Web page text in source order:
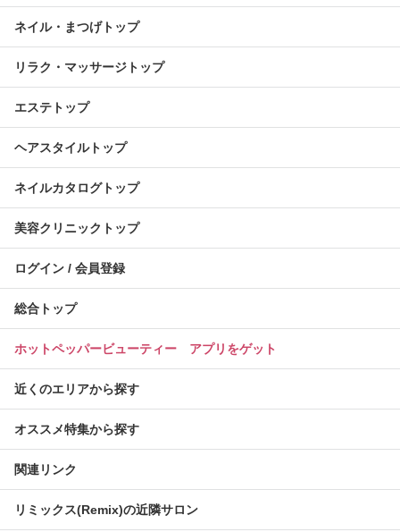
ネイル・まつげトップ
リラク・マッサージトップ
エステトップ
ヘアスタイルトップ
ネイルカタログトップ
美容クリニックトップ
ログイン / 会員登録
総合トップ
ホットペッパービューティー アプリをゲット
近くのエリアから探す
オススメ特集から探す
関連リンク
リミックス(Remix)の近隣サロン